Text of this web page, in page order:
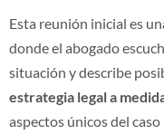
Esta reunión inicial es
donde el abogado
situación y describe
estrategia legal a
aspectos únicos del